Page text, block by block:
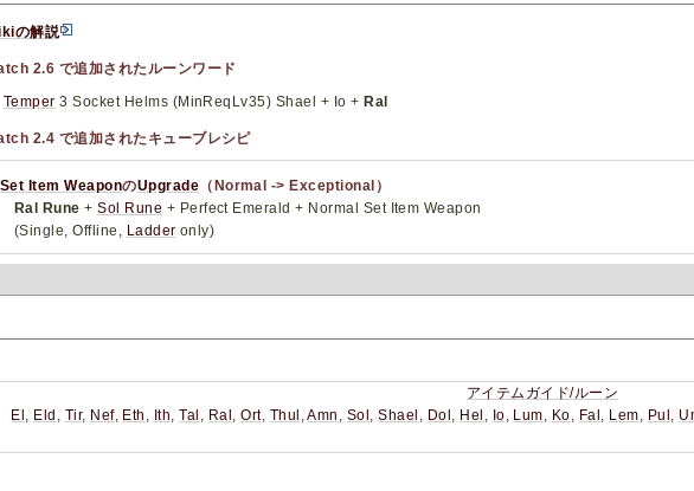
の解説
2.6 で追加されたルーンワード
Temper 3 Socket Helms (MinReqLv35) Shael + Io +Ral
2.4 で追加されたキューブレシピ
Set Item WeaponのUpgrade （Normal -> Exceptional）
Ral Rune +Sol Rune + Perfect Emerald + Normal Set Item Weapon
(Single, Offline, Ladder only)
アイテムガイド/ルーン
El , Eld , Tir, Nef, Eth , Ith,Tal , Ral ,Ort, Thul ,Amn , Sol ,Shael , Dol , Hel , Io, Lum, Ko, Fal , Lem, Pul ,